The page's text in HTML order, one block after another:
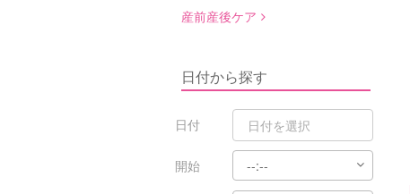
産前産後ケア
日付から探す
日付
開始